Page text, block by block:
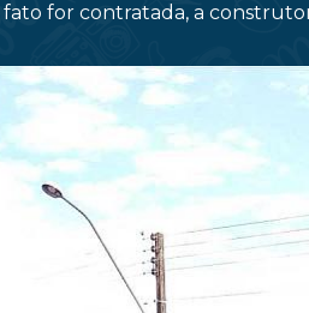
for contratada, a